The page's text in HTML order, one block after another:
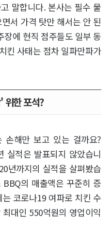
말합니다. 본사는 필수 물
서 가격 탓만 해서는 안 된
장에 현직 점주들도 일부 동
킨 사태는 점차 일파만파가
위한 포석?
손해만 보고 있는 걸까요?
실적은 발표되지 않았습니
년까지의 실적을 살펴봤습
의 매출액은 꾸준히 증
코로나19 여파로 치킨 수
대인 550억원의 영업이익